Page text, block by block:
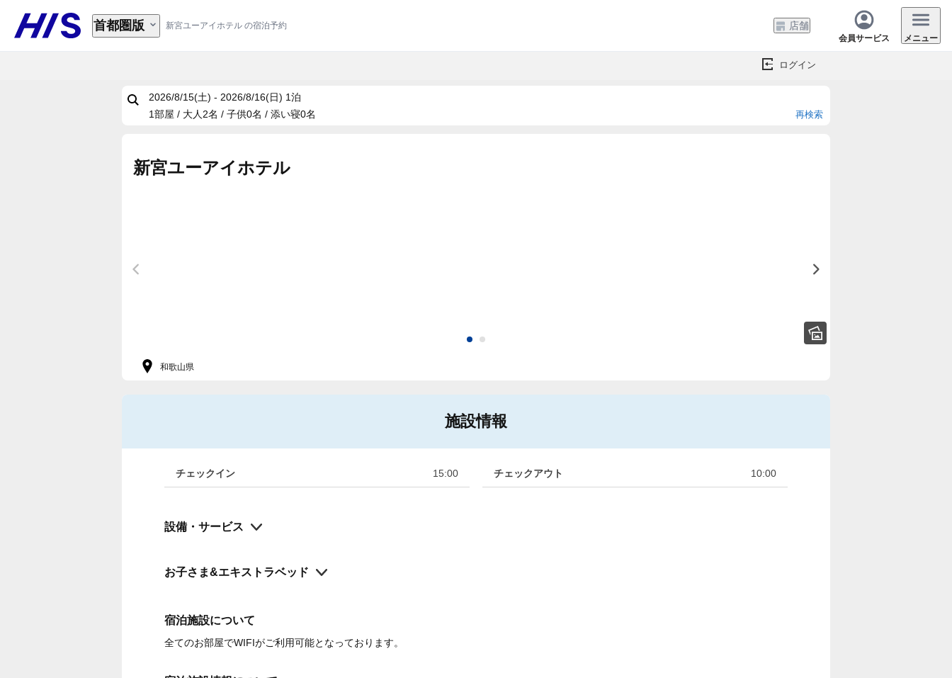
新宮ユーアイホテル の宿泊予約
首都圏版 店舗
会員サービス メニュー
ログイン
2026/8/15(土) - 2026/8/16(日) 1泊
1部屋 / 大人2名 / 子供0名 / 添い寝0名
再検索
新宮ユーアイホテル
和歌山県
施設情報
チェックイン 15:00 チェックアウト 10:00
設備・サービス
お子さま&エキストラベッド
宿泊施設について
全てのお部屋でWIFIがご利用可能となっております。